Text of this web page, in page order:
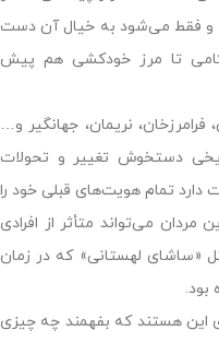
و فقط می‌شود به خیال آن دست
تا مرز خودکشی هم پیش
نریمان، جهانگیر و…
دستخوش تغییر و تحولات
دارد تمام هویت‌های قبلی خود را
می‌تواند متأثر از افرادی
«ساشای لهستانی» که در زمان
بود.
این هستند که بفهمند چه چیزی